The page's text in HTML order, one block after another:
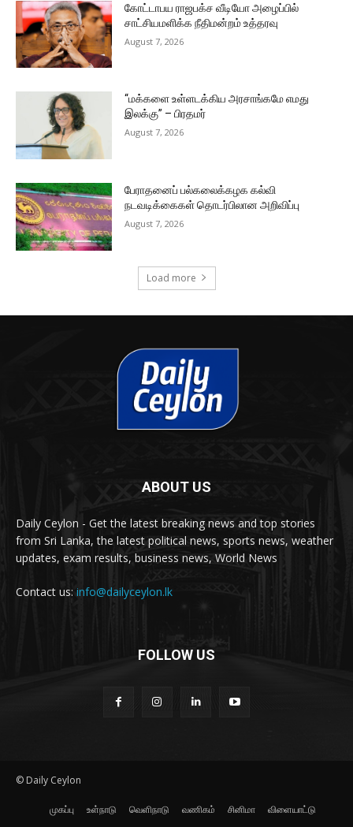
கோட்டாபய ராஜபக்ச வீடியோ அழைப்பில்
சாட்சியமளிக்க நீதிமன்றம் உத்தரவு
August 7, 2026
“மக்களை உள்ளடக்கிய அரசாங்கமே எமது
இலக்கு” – பிரதமர்
August 7, 2026
பேராதனைப் பல்கலைக்கழக கல்வி
நடவடிக்கைகள் தொடர்பிலான அறிவிப்பு
August 7, 2026
Load more
ABOUT US
Daily Ceylon - Get the latest breaking news and top stories
from Sri Lanka, the latest political news, sports news, weather
updates, exam results, business news, World News
Contact us: info@dailyceylon.lk
FOLLOW US
© Daily Ceylon
முகப்பு உள்நாடு வெளிநாடு வணிகம் சினிமா விளையாட்டு